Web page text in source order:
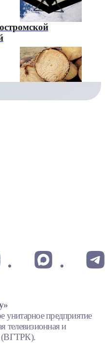
унитарное предприятие
телевизионная и
(ВГТРК).